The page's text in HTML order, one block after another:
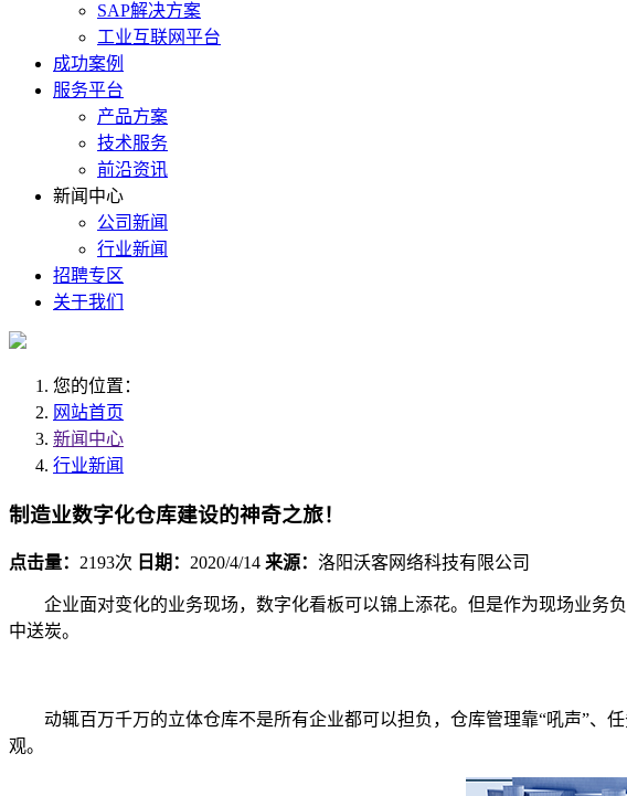
SAP解决方案
工业互联网平台
成功案例
服务平台
产品方案
技术服务
前沿资讯
新闻中心
公司新闻
行业新闻
招聘专区
关于我们
您的位置：
网站首页
新闻中心
行业新闻
制造业数字化仓库建设的神奇之旅！
点击量： 2193次 日期： 2020/4/14 来源： 洛阳沃客网络科技有限公司
企业面对变化的业务现场，数字化看板可以锦上添花。但是作为现场业务
中送炭。
动辄百万千万的立体仓库不是所有企业都可以担负，仓库管理靠“吼声”、
观。